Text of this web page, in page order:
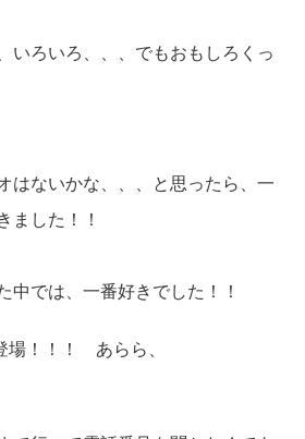
いろいろ、、、でもおもしろくっ
はないかな、、、と思ったら、一
ました！！
中では、一番好きでした！！
場！！！ あらら、